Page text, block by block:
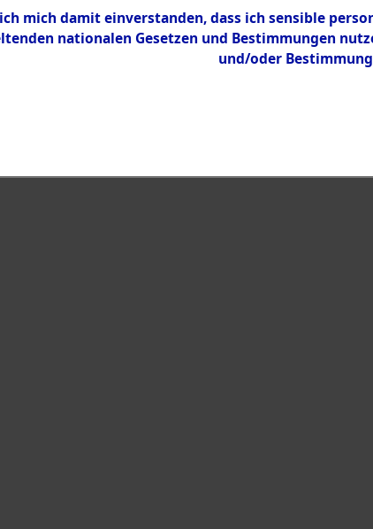
mich damit einverstanden, dass ich sensible
nationalen Gesetzen und Bestimmungen
und/oder